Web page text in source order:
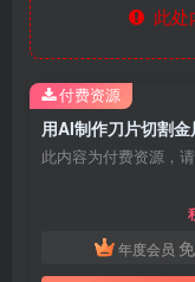
此处
此内容为付费资源，
年度会员
付费资源